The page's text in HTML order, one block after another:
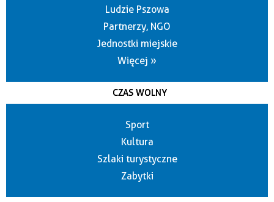
Ludzie Pszowa
Partnerzy, NGO
Jednostki miejskie
Więcej »
CZAS WOLNY
Sport
Kultura
Szlaki turystyczne
Zabytki